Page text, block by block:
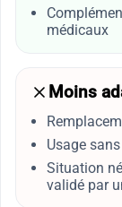
médicaux
Moins
Usage
Situation
validé par